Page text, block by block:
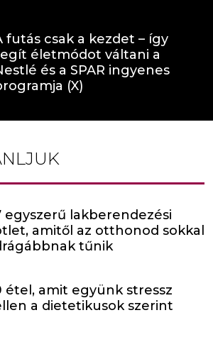
futás csak a kezdet – így
életmódot váltani a
és a SPAR ingyenes
(X)
egyszerű lakberendezési
amitől az otthonod sokkal
tűnik
étel, amit együnk stressz
a dietetikusok szerint